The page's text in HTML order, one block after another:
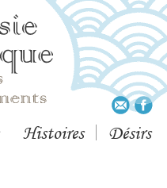
Histoires Désirs